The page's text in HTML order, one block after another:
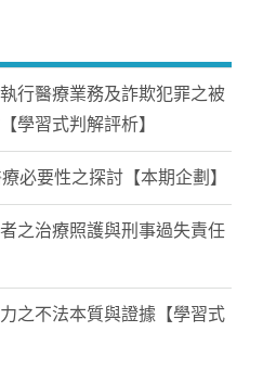
行醫療業務及詐欺犯罪之被
學習式判解評析】
必要性之探討【本期企劃】
之治療照護與刑事過失責任
之不法本質與證據【學習式